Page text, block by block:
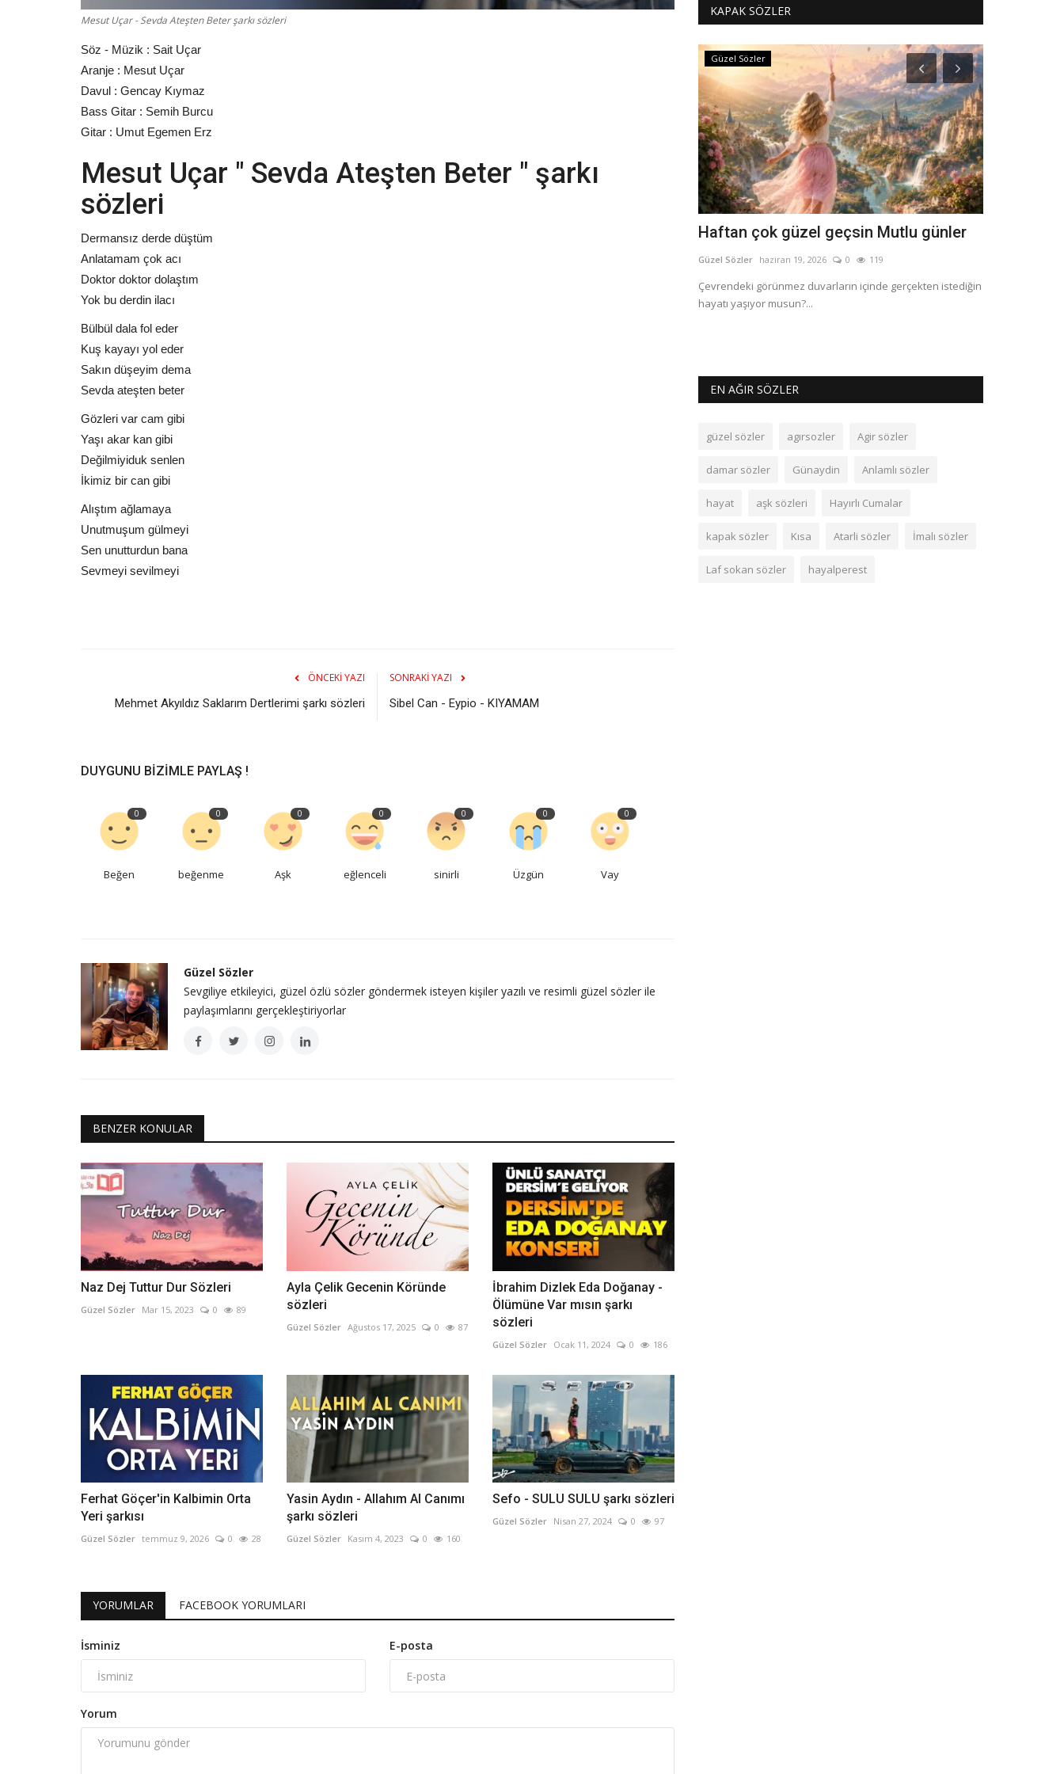
Mesut Uçar - Sevda Ateşten Beter şarkı sözleri
Söz - Müzik : Sait Uçar
Aranje : Mesut Uçar
Davul : Gencay Kıymaz
Bass Gitar : Semih Burcu
Gitar : Umut Egemen Erz
Mesut Uçar " Sevda Ateşten Beter " şarkı
sözleri
Dermansız derde düştüm
Anlatamam çok acı
Doktor doktor dolaştım
Yok bu derdin ilacı
Bülbül dala fol eder
Kuş kayayı yol eder
Sakın düşeyim dema
Sevda ateşten beter
Gözleri var cam gibi
Yaşı akar kan gibi
Değilmiyiduk senlen
İkimiz bir can gibi
Alıştım ağlamaya
Unutmuşum gülmeyi
Sen unutturdun bana
Sevmeyi sevilmeyi
ÖNCEKI YAZI
Mehmet Akyıldız Saklarım Dertlerimi şarkı sözleri
SONRAKI YAZI
Sibel Can - Eypio - KIYAMAM
DUYGUNU BIZIMLE PAYLAŞ !
0
Beğen
0
beğenme
0
Aşk
0
eğlenceli
0
sinirli
0
Üzgün
0
Vay
Güzel Sözler
Sevgiliye etkileyici, güzel özlü sözler göndermek isteyen kişiler yazılı ve resimli güzel sözler ile
paylaşımlarını gerçekleştiriyorlar
BENZER KONULAR
Naz Dej Tuttur Dur Sözleri
Güzel Sözler Mar 15, 2023 0 89
Ayla Çelik Gecenin Köründe
sözleri
Güzel Sözler Ağustos 17, 2025 0 87
İbrahim Dizlek Eda Doğanay -
Ölümüne Var mısın şarkı
sözleri
Güzel Sözler Ocak 11, 2024 0 186
Ferhat Göçer'in Kalbimin Orta
Yeri şarkısı
Güzel Sözler temmuz 9, 2026 0 28
Yasin Aydın - Allahım Al Canımı
şarkı sözleri
Güzel Sözler Kasım 4, 2023 0 160
Sefo - SULU SULU şarkı sözleri
Güzel Sözler Nisan 27, 2024 0 97
YORUMLAR FACEBOOK YORUMLARI
İsminiz E-posta
Yorum
KAPAK SÖZLER
Dini Sözler
Berat Kandili Fazileti ve Mesajları 2026
Güzel Sözler
Berat Kandili Mesajları 2026: En Güzel Dualı, Ayetli Kandil
Sözleri, ayetli ve hadisli...
Güzel Sözler
Haftan çok güzel geçsin Mutlu günler
Güzel Sözler haziran 19, 2026 0 119
Çevrendeki görünmez duvarların içinde gerçekten istediğin
hayatı yaşıyor musun?...
EN AĞIR SÖZLER
güzel sözler agırsozler Agir sözler
damar sözler Günaydin Anlamlı sözler
hayat aşk sözleri Hayırlı Cumalar
kapak sözler Kısa Atarli sözler İmalı sözler
Laf sokan sözler hayalperest